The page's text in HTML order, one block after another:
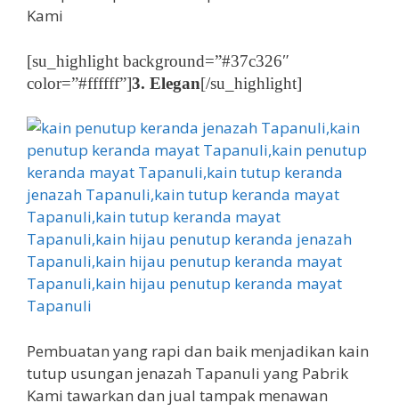
Kami
[su_highlight background=”#37c326″
color=”#ffffff”]3. Elegan[/su_highlight]
Pembuatan yang rapi dan baik menjadikan kain
tutup usungan jenazah Tapanuli yang Pabrik
Kami tawarkan dan jual tampak menawan